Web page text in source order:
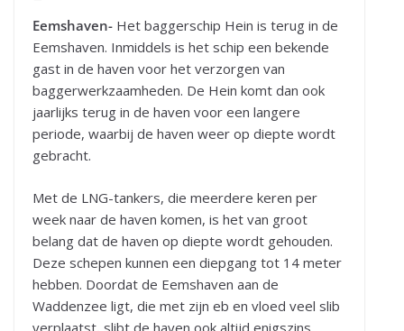
Eemshaven- Het baggerschip Hein is terug in de
Eemshaven. Inmiddels is het schip een bekende
gast in de haven voor het verzorgen van
baggerwerkzaamheden. De Hein komt dan ook
jaarlijks terug in de haven voor een langere
periode, waarbij de haven weer op diepte wordt
gebracht.
Met de LNG-tankers, die meerdere keren per
week naar de haven komen, is het van groot
belang dat de haven op diepte wordt gehouden.
Deze schepen kunnen een diepgang tot 14 meter
hebben. Doordat de Eemshaven aan de
Waddenzee ligt, die met zijn eb en vloed veel slib
verplaatst, slibt de haven ook altijd enigszins